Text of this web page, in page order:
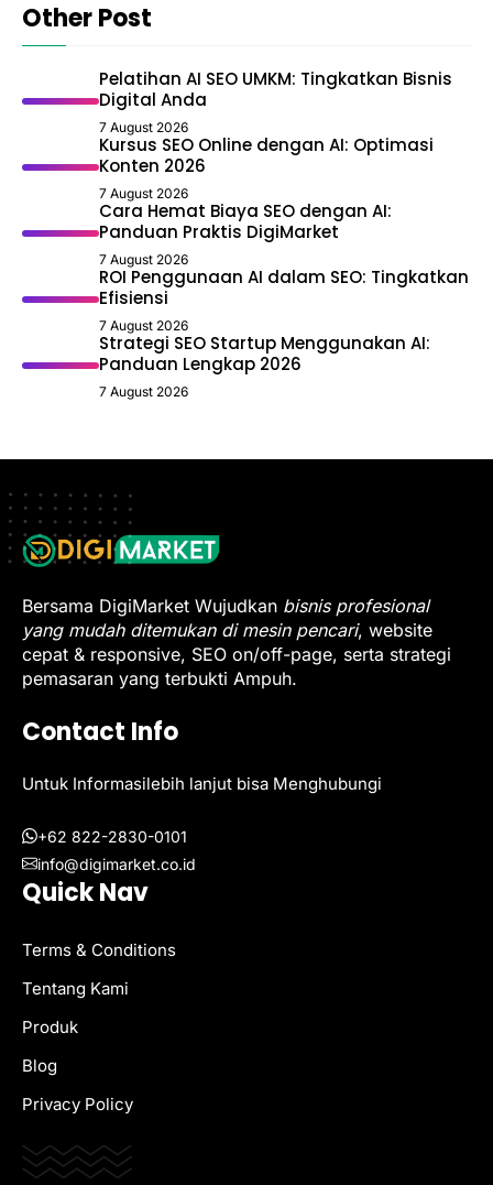
Other Post
Pelatihan AI SEO UMKM: Tingkatkan Bisnis
Digital Anda
7 August 2026
Kursus SEO Online dengan AI: Optimasi
Konten 2026
7 August 2026
Cara Hemat Biaya SEO dengan AI:
Panduan Praktis DigiMarket
7 August 2026
ROI Penggunaan AI dalam SEO: Tingkatkan
Efisiensi
7 August 2026
Strategi SEO Startup Menggunakan AI:
Panduan Lengkap 2026
7 August 2026
Bersama DigiMarket Wujudkan bisnis profesional
yang mudah ditemukan di mesin pencari, website
cepat & responsive, SEO on/off-page, serta strategi
pemasaran yang terbukti Ampuh.
Contact Info
Untuk Informasilebih lanjut bisa Menghubungi
+62 822-2830-0101
info@digimarket.co.id
Quick Nav
Terms & Conditions
Tentang Kami
Produk
Blog
Privacy Policy